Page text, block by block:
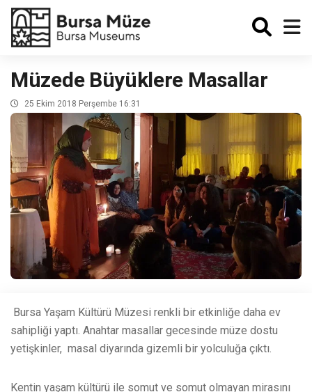
Enabled
Müzede Büyüklere Masallar
25 Ekim 2018 Perşembe 16:31
Bursa Yaşam Kültürü Müzesi renkli bir etkinliğe daha ev
sahipliği yaptı. Anahtar masallar gecesinde müze dostu
yetişkinler, masal diyarında gizemli bir yolculuğa çıktı.
Kentin yaşam kültürü ile somut ve somut olmayan mirasını